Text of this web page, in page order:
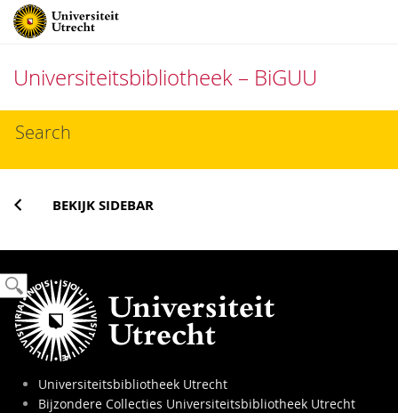
Universiteitsbibliotheek – BiGUU
naarSearch
BEKIJK SIDEBAR
Universiteitsbibliotheek Utrecht
Bijzondere Collecties Universiteitsbibliotheek Utrecht